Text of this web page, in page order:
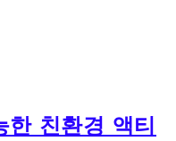
친환경 액티